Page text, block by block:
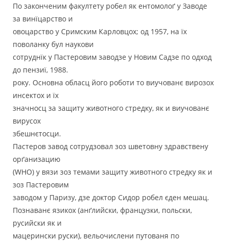
По законченим факултету робел як ентомолоґ у Заводе
за винїцарство и
овоцарство у Сримским Карловцох; од 1957, на їх
поволанку бул наукови
сотруднїк у Пастеровим заводзе у Новим Садзе по одход
до пензиї, 1988.
року. Основна обласц його роботи то виучованє вирозох
инсектох и їх
значносц за защиту животного стредку, як и виучованє
вирусох
збешнєтосци.
Пастеров завод сотрудзовал зоз шветовну здравствену
орґанизацию
(WHO) у вязи зоз темами защиту животного стредку як и
зоз Пастеровим
заводом у Паризу, дзе доктор Сидор робел єден мешац.
Познаванє язикох (анґлийски, французки, польски,
русийски як и
мацерински руски), вельочислени путованя по